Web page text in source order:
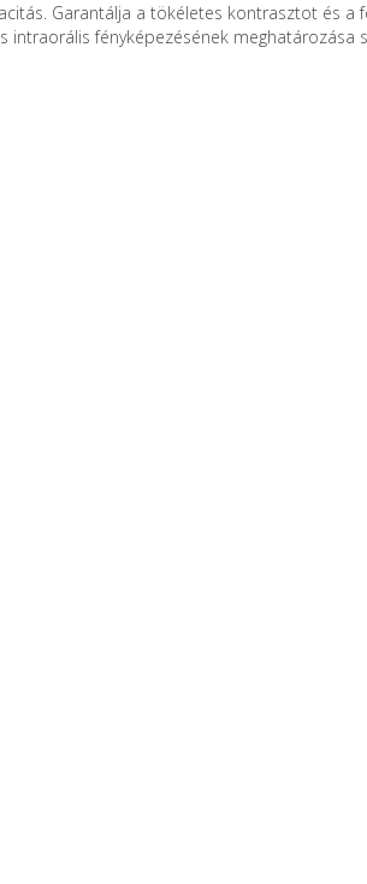
Garantálja a tökéletes kontrasztot és
intraorális fényképezésének meghatározása